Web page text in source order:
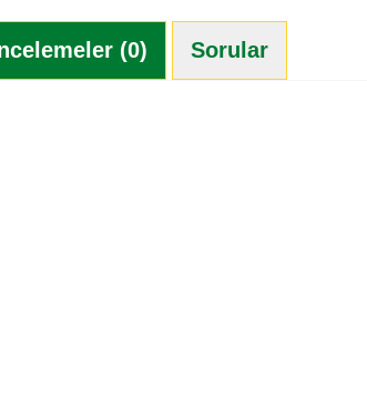
(0) Sorular (0)